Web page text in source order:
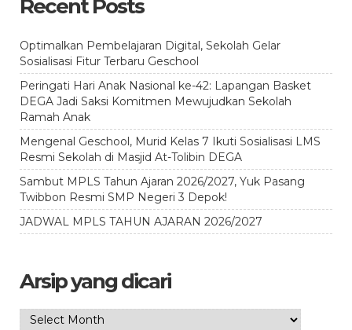
Recent Posts
Optimalkan Pembelajaran Digital, Sekolah Gelar
Sosialisasi Fitur Terbaru Geschool
Peringati Hari Anak Nasional ke-42: Lapangan Basket
DEGA Jadi Saksi Komitmen Mewujudkan Sekolah
Ramah Anak
Mengenal Geschool, Murid Kelas 7 Ikuti Sosialisasi LMS
Resmi Sekolah di Masjid At-Tolibin DEGA
Sambut MPLS Tahun Ajaran 2026/2027, Yuk Pasang
Twibbon Resmi SMP Negeri 3 Depok!
JADWAL MPLS TAHUN AJARAN 2026/2027
Arsip yang dicari